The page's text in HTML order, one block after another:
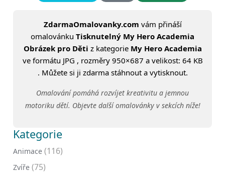
ZdarmaOmalovanky.com vám přináší
omalovánku Tisknutelný My Hero Academia
Obrázek pro Děti z kategorie My Hero Academia
ve formátu JPG , rozměry 950×687 a velikost: 64 KB
. Můžete si ji zdarma stáhnout a vytisknout.
Omalování pomáhá rozvíjet kreativitu a jemnou
motoriku dětí. Objevte další omalovánky v sekcích níže!
Kategorie
Animace (116)
Zvíře (75)